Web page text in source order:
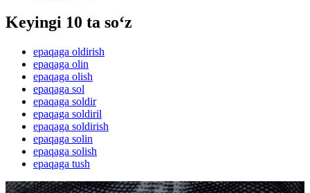
Keyingi 10 ta so‘z
epaqaga oldirish
epaqaga olin
epaqaga olish
epaqaga sol
epaqaga soldir
epaqaga soldiril
epaqaga soldirish
epaqaga solin
epaqaga solish
epaqaga tush